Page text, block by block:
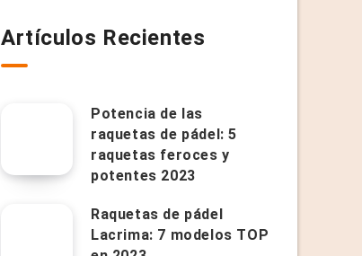
Artículos Recientes
Potencia de las
raquetas de pádel: 5
raquetas feroces y
potentes 2023
Raquetas de pádel
Lacrima: 7 modelos TOP